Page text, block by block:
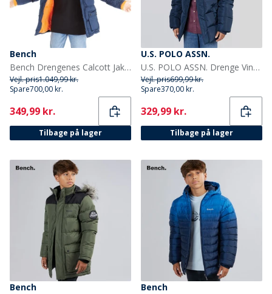
Bench
Bench Drengenes Calcott Jakke Blå
Vejl. pris1.049,99 kr.
Spare700,00 kr.
Current
349,99 kr.
Tilbage på lager
U.S. POLO ASSN.
U.S. POLO ASSN. Drenge Vinterjakke Blå
Vejl. pris699,99 kr.
Spare370,00 kr.
Current
329,99 kr.
Tilbage på lager
Bench
Bench